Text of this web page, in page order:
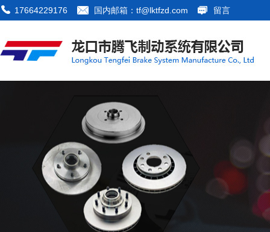
17664229176 国内邮箱：tf@lktfzd.com 留言